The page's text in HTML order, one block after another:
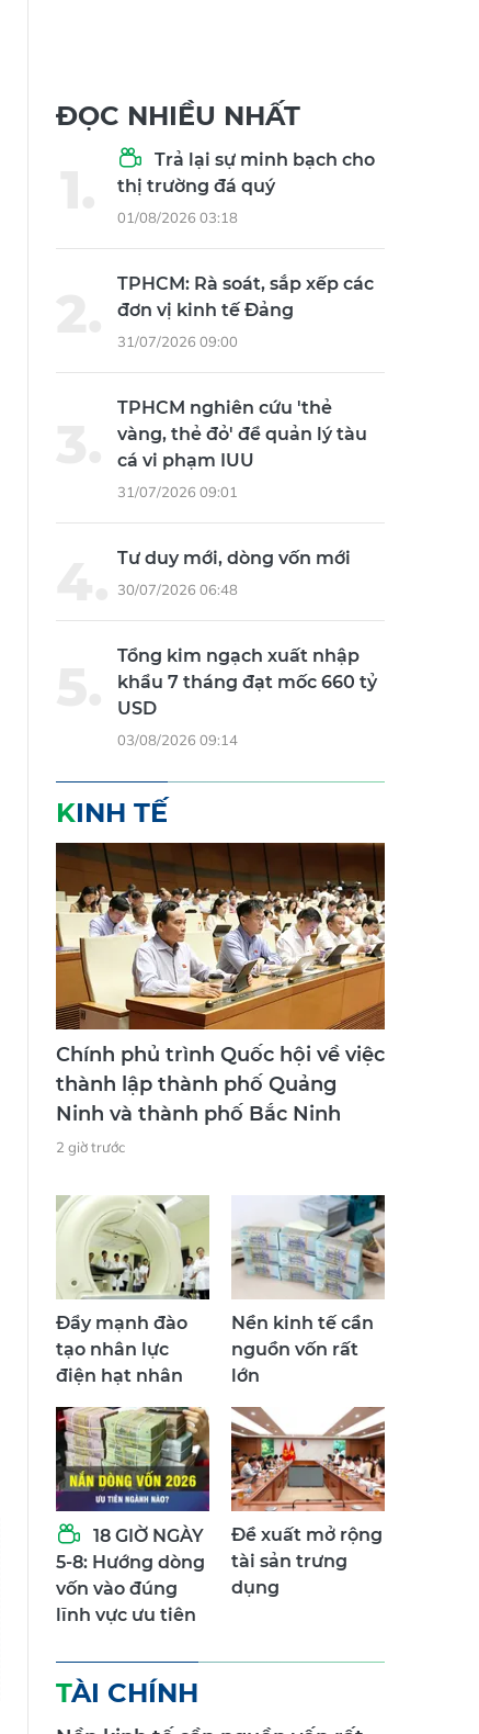
ĐỌC NHIỀU NHẤT
Trả lại sự minh bạch cho
thị trường đá quý
TPHCM: Rà soát, sắp xếp các
đơn vị kinh tế Đảng
TPHCM nghiên cứu 'thẻ
vàng, thẻ đỏ' để quản lý tàu
cá vi phạm IUU
Tư duy mới, dòng vốn mới
Tổng kim ngạch xuất nhập
khẩu 7 tháng đạt mốc 660 tỷ
USD
KINH TẾ
Chính phủ trình Quốc hội về việc
thành lập thành phố Quảng
Ninh và thành phố Bắc Ninh
Đẩy mạnh đào
tạo nhân lực
điện hạt nhân
Nền kinh tế cần
nguồn vốn rất
lớn
18 GIỜ NGÀY
5-8: Hướng dòng
vốn vào đúng
lĩnh vực ưu tiên
Đề xuất mở rộng
tài sản trưng
dụng
TÀI CHÍNH
Nền kinh tế cần nguồn vốn rất